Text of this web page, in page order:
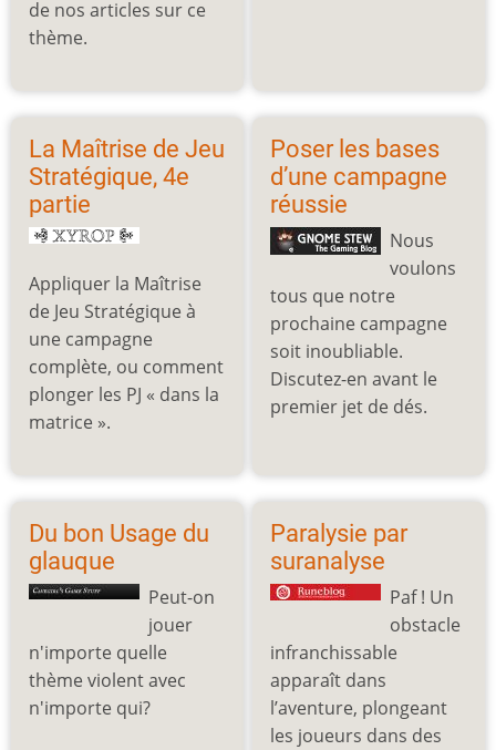
de nos articles sur ce
thème.
La Maîtrise de Jeu
Stratégique, 4e
partie
Appliquer la Maîtrise
de Jeu Stratégique à
une campagne
complète, ou comment
plonger les PJ « dans la
matrice ».
Poser les bases
d’une campagne
réussie
Nous
voulons
tous que notre
prochaine campagne
soit inoubliable.
Discutez-en avant le
premier jet de dés.
Du bon Usage du
glauque
Peut-on
jouer
n'importe quelle
thème violent avec
n'importe qui?
Paralysie par
suranalyse
Paf ! Un
obstacle
infranchissable
apparaît dans
l’aventure, plongeant
les joueurs dans des